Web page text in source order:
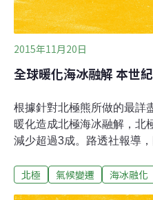
2015年11月20日
全球暖化海冰融解 本世
根據針對北極熊所做的最詳
暖化造成北極海冰融解，北
減少超過3成。路透社報導
1000隻，但是隨著棲地縮
北極 氣候變遷 海冰融化